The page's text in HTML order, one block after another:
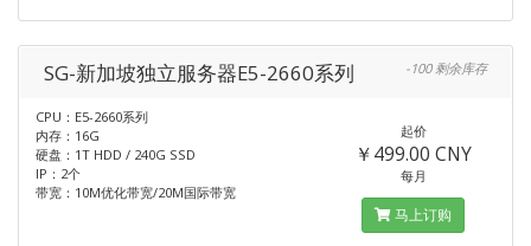
SG-新加坡独立服务器E5-2660系列 -100 剩余库存
CPU：E5-2660系列
内存：16G
硬盘：1T HDD / 240G SSD
IP：2个
带宽：10M优化带宽/20M国际带宽
起价
￥499.00 CNY
每月
马上订购